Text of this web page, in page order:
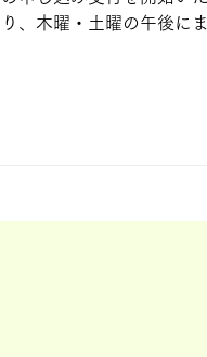
り、木曜・土曜の午後に